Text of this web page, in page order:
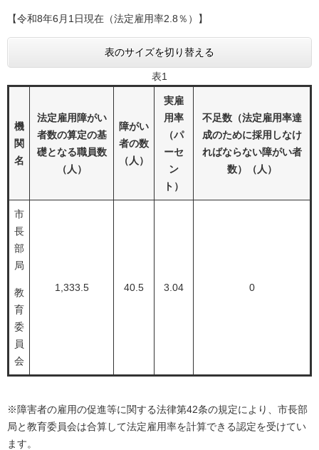
【令和8年6月1日現在（法定雇用率2.8％）】
表のサイズを切り替える
表1
機
関
名
法定雇用障がい
者数の算定の基
礎となる職員数
（人）
障がい
者の数
（人）
実雇
用率
（パ
ーセ
ン
ト）
不足数（法定雇用率達
成のために採用しなけ
ればならない障がい者
数）（人）
市
長
部
局
教
育
委
員
会
1,333.5 40.5 3.04 0
※障害者の雇用の促進等に関する法律第42条の規定により、市長部
局と教育委員会は合算して法定雇用率を計算できる認定を受けてい
ます。